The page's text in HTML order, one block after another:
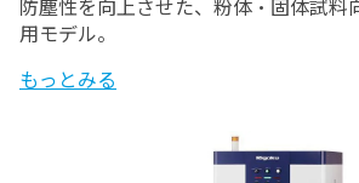
用モデル。
もっとみる